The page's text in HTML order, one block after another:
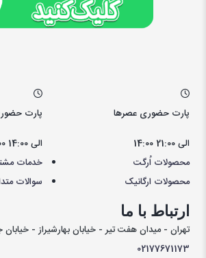
پارت
10:00 الی 14:00
پارت حضوری عصرها
14:00 الی 21:00
خدمات
سوالات
محصولات اُرگت
محصولات ارگانیک
ارتباط با ما
تهران - میدان هفت تیر - خیابان بهارشیراز - خیابان
02177671173